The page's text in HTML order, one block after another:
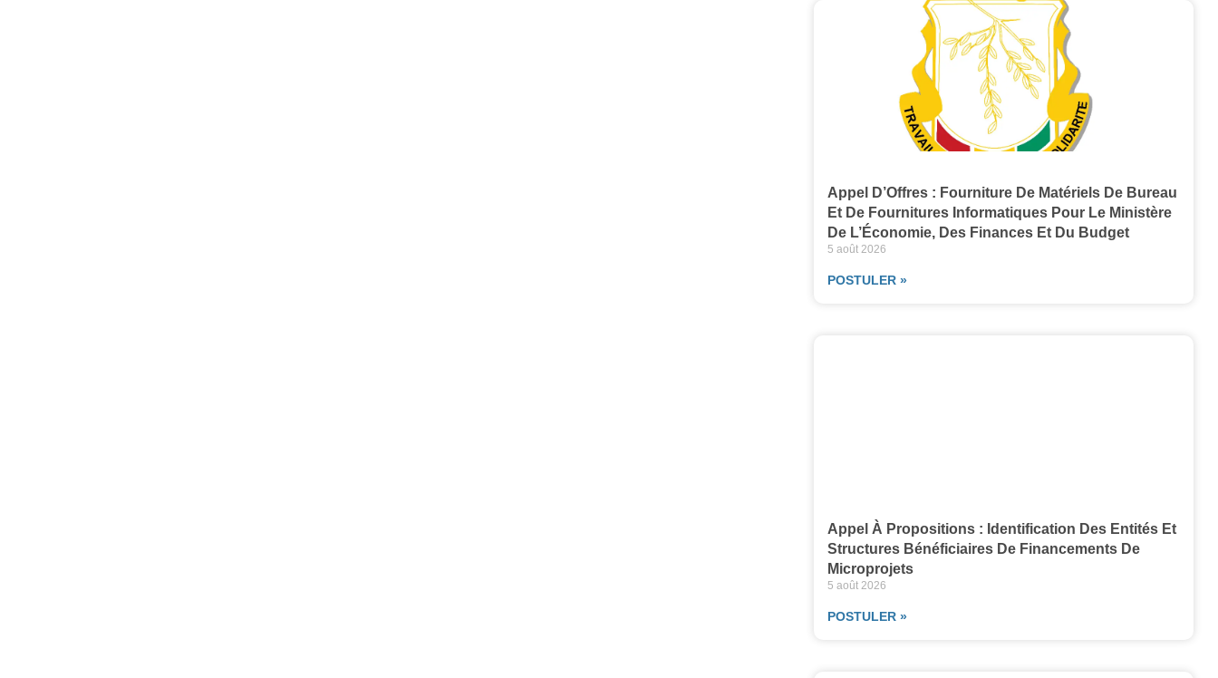
Appel D’Offres : Fourniture De Matériels De Bureau
Et De Fournitures Informatiques Pour Le Ministère
De L’Économie, Des Finances Et Du Budget
5 août 2026
POSTULER »
Appel À Propositions : Identification Des Entités Et
Structures Bénéficiaires De Financements De
Microprojets
5 août 2026
POSTULER »